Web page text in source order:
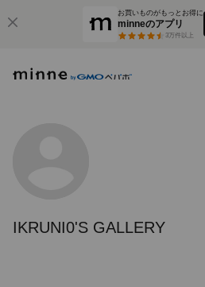
お買いものがもっとお得に
minneのアプリ
3万件以上
IKRUNI0'S GALLERY